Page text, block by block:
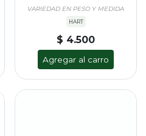
VARIEDAD EN PESO Y MEDIDA
HART
$ 4.500
Agregar al carro